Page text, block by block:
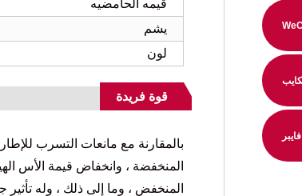
قيمه الحامضيه
يشم
لون
قوة فريدة
المنخفضة ، وانخفاض قيمة الأس
المنخفض ، وما إلى ذلك ، وله
فايبر